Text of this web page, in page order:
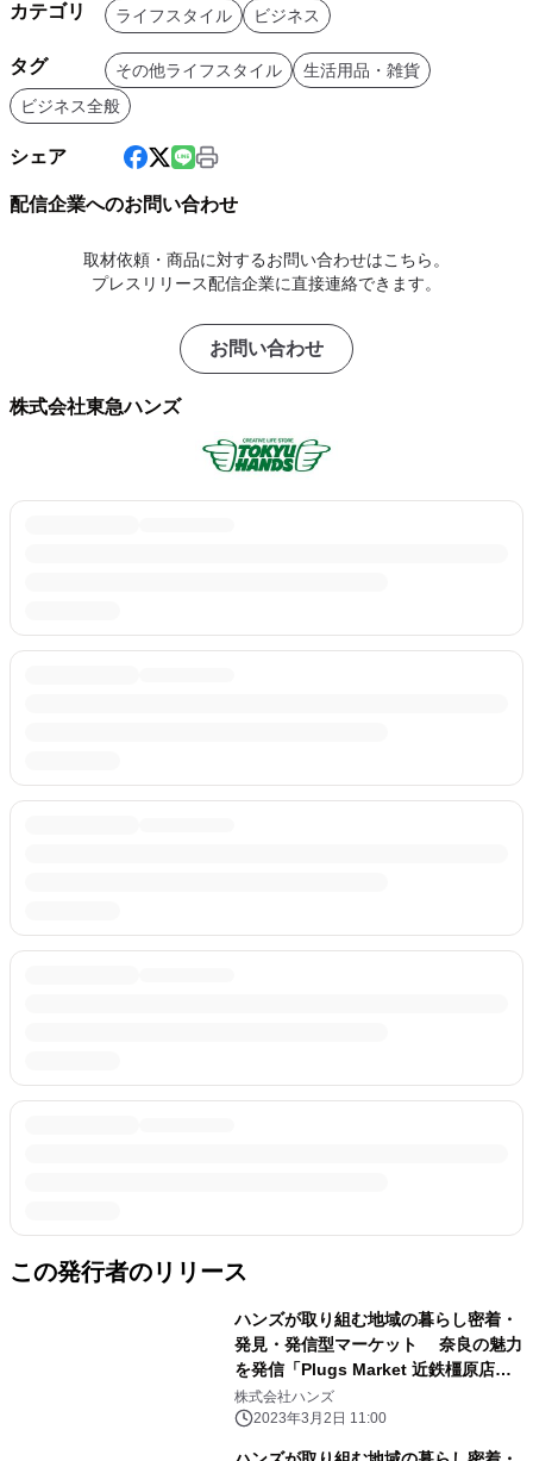
カテゴリ ライフスタイル ビジネス
タグ その他ライフスタイル
生活用品・雑貨
ビジネス全般
シェア
配信企業へのお問い合わせ
取材依頼・商品に対するお問い合わせはこちら。
プレスリリース配信企業に直接連絡できます。
お問い合わせ
株式会社東急ハンズ
この発行者のリリース
ハンズが取り組む地域の暮らし密着・
発見・発信型マーケット 奈良の魅力
を発信「Plugs Market 近鉄橿原店」
奈良県初、2023年3月15日(水)にオ
ープン
株式会社ハンズ
2023年3月2日 11:00